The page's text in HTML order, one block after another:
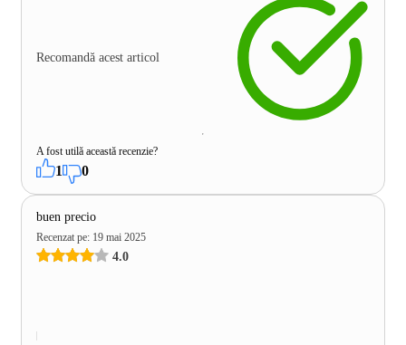
Recomandă acest articol
A fost utilă această recenzie?
1 0
buen precio
Recenzat pe: 19 mai 2025
4.0